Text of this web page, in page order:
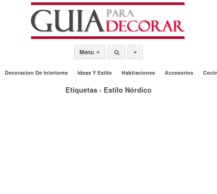
Menu
Decoracion De Interiores Ideas Y Estilo Habitaciones Accesorios
Etiquetas › Estilo Nórdico